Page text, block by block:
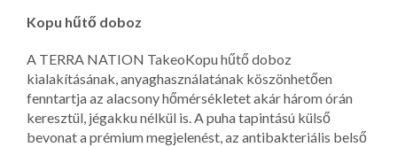
Kopu hűtő doboz
A TERRA NATION TakeoKopu hűtő doboz
kialakításának, anyaghasználatának köszönhetően
fenntartja az alacsony hőmérsékletet akár három órán
keresztül, jégakku nélkül is. A puha tapintású külső
bevonat a prémium megjelenést, az antibakteriális belső